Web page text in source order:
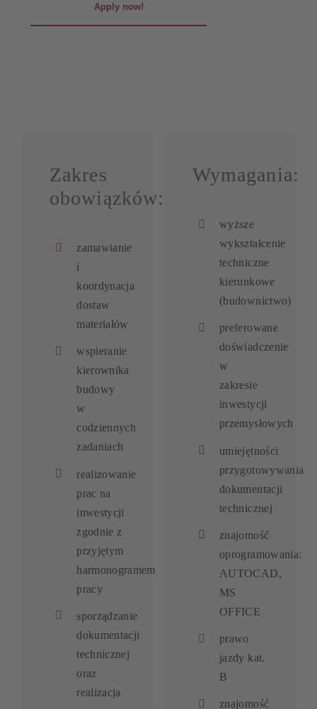
Apply now!
Zakres
obowiązków:
zamawianie
i
koordynacja
dostaw
materiałów
wspieranie
kierownika
budowy
w
codziennych
zadaniach
realizowanie
prac na
inwestycji
zgodnie z
przyjętym
harmonogramem
pracy
sporządzanie
dokumentacji
technicznej
oraz
realizacja
Wymagania:
wyższe
wykształcenie
techniczne
kierunkowe
(budownictwo)
preferowane
doświadczenie
w
zakresie
inwestycji
przemysłowych
umiejętności
przygotowywania
dokumentacji
technicznej
znajomość
oprogramowania:
AUTOCAD,
MS
OFFICE
prawo
jazdy kat.
B
znajomość